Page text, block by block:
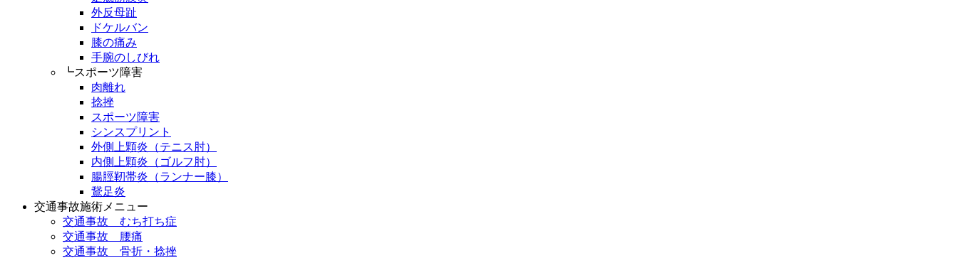
外反母趾
ドケルバン
膝の痛み
手腕のしびれ
┗スポーツ障害
肉離れ
捻挫
スポーツ障害
シンスプリント
外側上顆炎（テニス肘）
内側上顆炎（ゴルフ肘）
腸脛靭帯炎（ランナー膝）
鵞足炎
交通事故施術メニュー
交通事故 むち打ち症
交通事故 腰痛
交通事故 骨折・捻挫